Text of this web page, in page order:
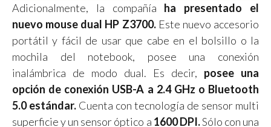
Adicionalmente, la compañía ha presentado el
nuevo mouse dual HP Z3700.Este nuevo accesorio
portátil y fácil de usar que cabe en el bolsillo o la
mochila del notebook, posee una conexión
inalámbrica de modo dual. Es decir, posee una
opción de conexión USB-A a 2.4 GHz o Bluetooth
5.0 estándar. Cuenta con tecnología de sensor multi
superficie y un sensor óptico a 1600 DPI.Sólo con una